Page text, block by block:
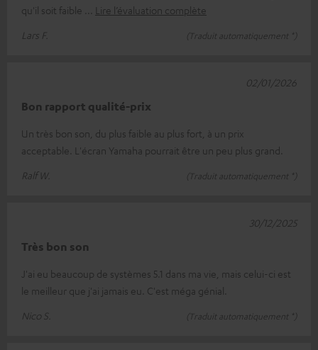
qu'il soit faible
Lire l’évaluation complète
Lars F.
(Traduit automatiquement *)
Bon rapport qualité-prix
Un très bon son, du plus faible au plus fort, à un prix
acceptable. L'écran Yamaha pourrait être un peu plus grand.
Ralf W.
(Traduit automatiquement *)
02/01/2026
Très bon son
J'ai eu beaucoup de systèmes 5.1 dans ma vie, mais celui-ci est
le meilleur que j'ai jamais eu. C'est méga génial.
Nico S.
(Traduit automatiquement *)
30/12/2025